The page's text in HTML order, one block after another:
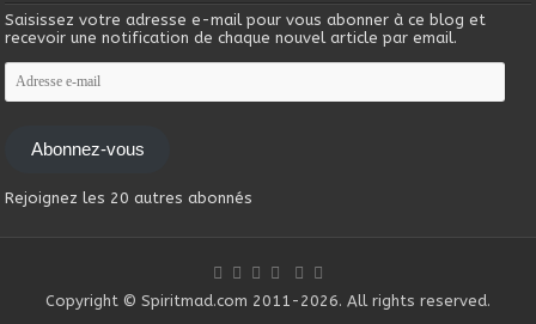
Saisissez votre adresse e-mail pour vous abonner à ce blog et
recevoir une notification de chaque nouvel article par email.
Adresse
e-
mail
Abonnez-vous
Rejoignez les 20 autres abonnés
Copyright © Spiritmad.com 2011-2026. All rights reserved.